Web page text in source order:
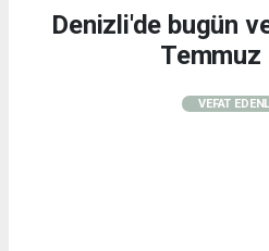
Denizli'de bugün
Temmuz
VEFAT